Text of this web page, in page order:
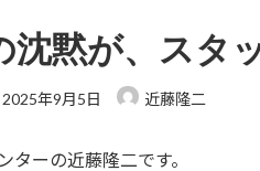
沈黙が、スタ
最
新
2025年9月5日 近藤隆二
ターの近藤隆二です。